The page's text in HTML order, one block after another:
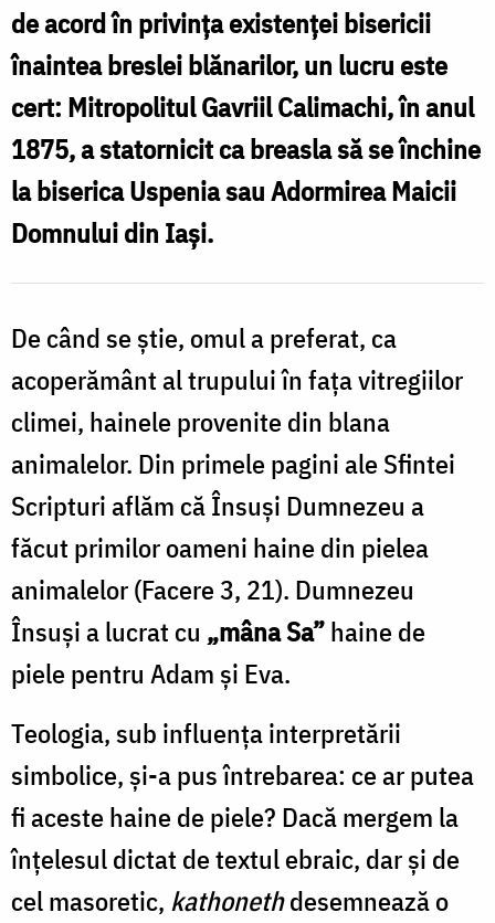
Cluci
de acord în privința existenței bisericii
înaintea breslei blănarilor, un lucru este
cert: Mitropolitul Gavriil Calimachi, în anul
1875, a statornicit ca breasla să se închine
la biserica Uspenia sau Adormirea Maicii
Domnului din Iași.
De când se știe, omul a preferat, ca
acoperământ al trupului în fața vitregiilor
climei, hainele provenite din blana
animalelor. Din primele pagini ale Sfintei
Scripturi aflăm că Însuși Dumnezeu a
făcut primilor oameni haine din pielea
animalelor (Facere 3, 21). Dumnezeu
Însuşi a lucrat cu „mâna Sa”haine de
piele pentru Adam şi Eva.
Teologia, sub influența interpretării
simbolice, și-a pus întrebarea: ce ar putea
fi aceste haine de piele? Dacă mergem la
înţelesul dictat de textul ebraic, dar și de
cel masoretic, kathonethdesemnează o